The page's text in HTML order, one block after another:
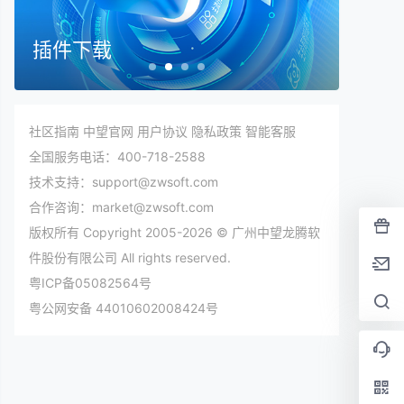
插件下载
社区指南 中望官网 用户协议 隐私政策 智能客服
全国服务电话：400-718-2588
技术支持：support@zwsoft.com
合作咨询：market@zwsoft.com
版权所有 Copyright 2005-2026 © 广州中望龙腾软
件股份有限公司 All rights reserved.
粤ICP备05082564号
粤公网安备 44010602008424号